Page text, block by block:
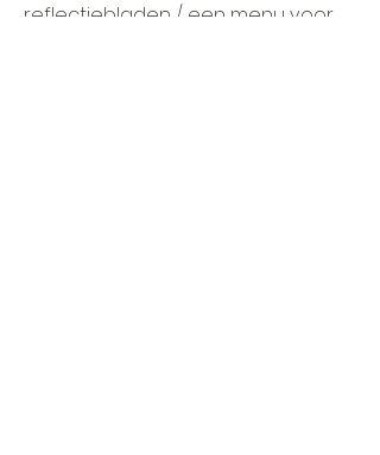
reflectiebladen / een menu voor